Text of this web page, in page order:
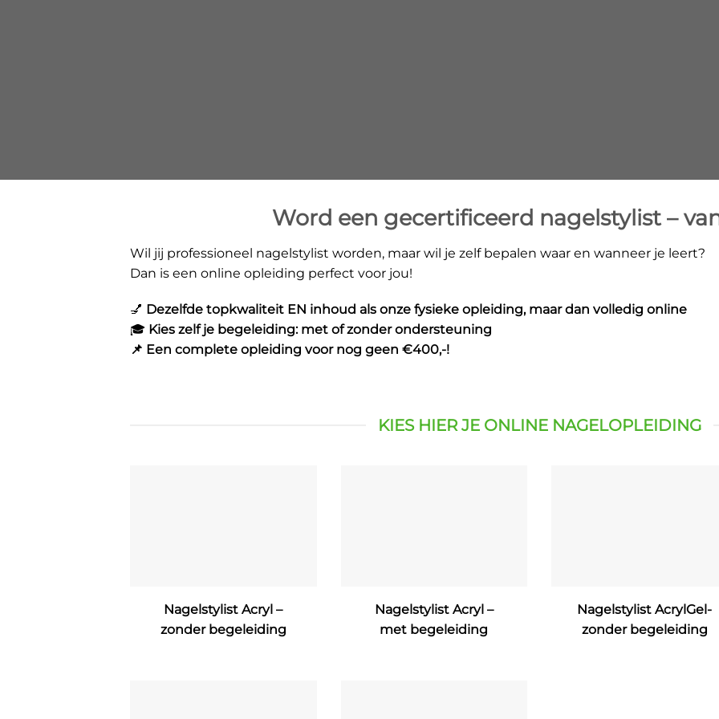
Word een gecertificeerd nagelstylist –
Wil jij professioneel nagelstylist worden, maar wil je zelf bepalen waar en wanneer je leert?
Dan is een online opleiding perfect voor jou!
💅 Dezelfde topkwaliteit EN inhoud als onze fysieke opleiding, maar dan volledig online
🎓 Kies zelf je begeleiding: met of zonder ondersteuning
📌 Een complete opleiding voor nog geen €400,-!
KIES HIER JE ONLINE NAGELOPLEIDING
Nagelstylist Acryl –
zonder begeleiding
Nagelstylist Acryl –
met begeleiding
Nagelstylist AcrylGel-
zonder begeleiding